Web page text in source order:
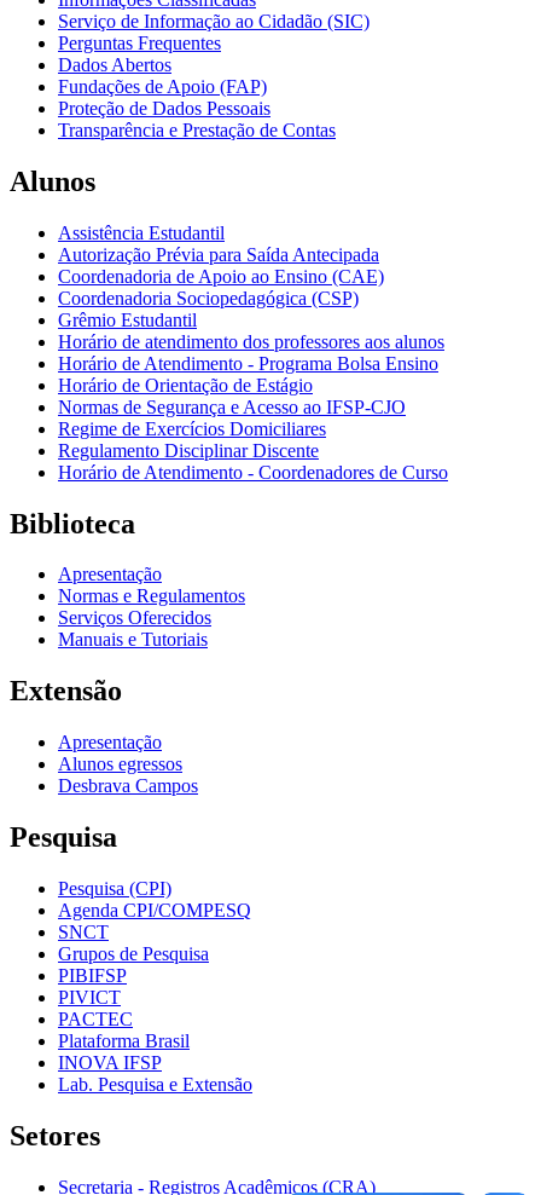
Serviço de Informação ao Cidadão (SIC)
Perguntas Frequentes
Dados Abertos
Fundações de Apoio (FAP)
Proteção de Dados Pessoais
Transparência e Prestação de Contas
Alunos
Assistência Estudantil
Autorização Prévia para Saída Antecipada
Coordenadoria de Apoio ao Ensino (CAE)
Coordenadoria Sociopedagógica (CSP)
Grêmio Estudantil
Horário de atendimento dos professores aos alunos
Horário de Atendimento - Programa Bolsa Ensino
Horário de Orientação de Estágio
Normas de Segurança e Acesso ao IFSP-CJO
Regime de Exercícios Domiciliares
Regulamento Disciplinar Discente
Horário de Atendimento - Coordenadores de Curso
Biblioteca
Apresentação
Normas e Regulamentos
Serviços Oferecidos
Manuais e Tutoriais
Extensão
Apresentação
Alunos egressos
Desbrava Campos
Pesquisa
Pesquisa (CPI)
Agenda CPI/COMPESQ
SNCT
Grupos de Pesquisa
PIBIFSP
PIVICT
PACTEC
Plataforma Brasil
INOVA IFSP
Lab. Pesquisa e Extensão
Setores
Secretaria - Registros Acadêmicos (CRA)